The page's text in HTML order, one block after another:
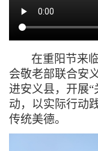
在重阳节来
会敬老部联合安
进安义县，开展“
动，以实际行动
传统美德。